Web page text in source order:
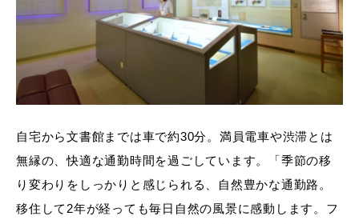
自宅から文書館までは車で約30分。満員電車や渋滞とは
無縁の、快適な通勤時間を過ごしています。「季節の移
り変わりをしっかりと感じられる、自然豊かな通勤路。
移住して2年が経っても毎日自然の風景に感動します。フ